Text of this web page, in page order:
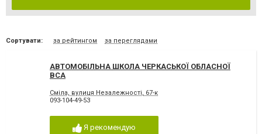
Сортувати: за рейтингом за переглядами
АВТОМОБІЛЬНА ШКОЛА ЧЕРКАСЬКОЇ ОБЛАСНОЇ
ВСА
Сміла, вулиця Незалежності, 67-к
093-104-49-53
Я рекомендую